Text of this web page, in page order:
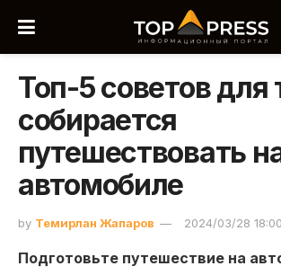
Топ-5 советов для
собирается
путешествовать
автомобиле
by Темирлан Жапаров 2024/03/28 18:00
Подготовьте путешествие на